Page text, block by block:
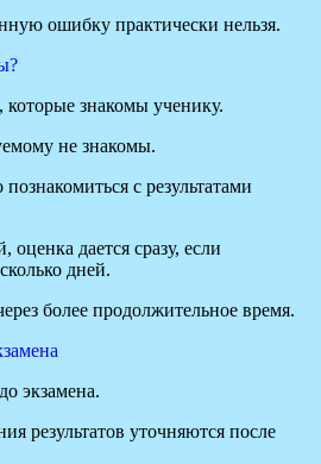
ошибку практически нельзя.
знакомы ученику.
не знакомы.
с результатами
дается сразу, если
дней.
более продолжительное время.
экзамена.
результатов уточняются после